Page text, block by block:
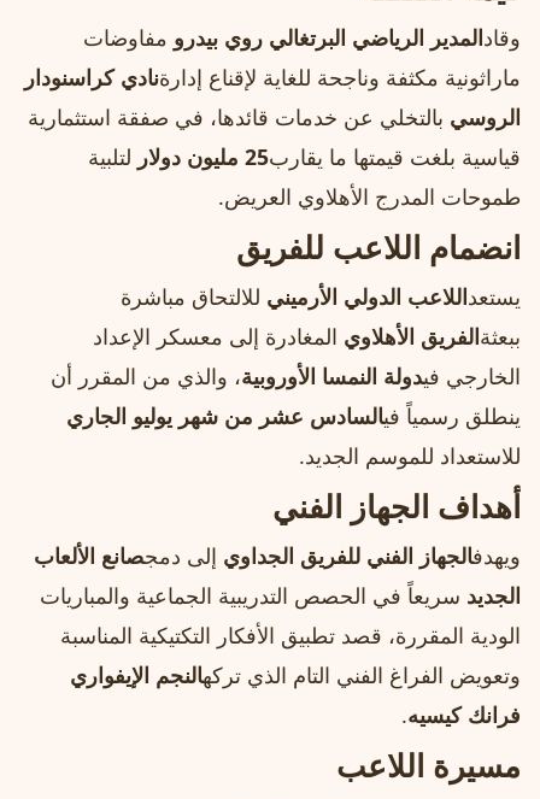
وقادالمدير الرياضي البرتغالي روي بيدرو مفاوضات
ماراثونية مكثفة وناجحة للغاية لإقناع إدارةنادي كراسنودار
الروسي بالتخلي عن خدمات قائدها، في صفقة استثمارية
قياسية بلغت قيمتها ما يقارب25 مليون دولار
لتلبية
طموحات المدرج الأهلاوي العريض.
انضمام اللاعب للفريق
يستعداللاعب الدولي الأرميني للالتحاق مباشرة
ببعثةالفريق الأهلاوي المغادرة إلى معسكر الإعداد
الخارجي فيدولة النمسا الأوروبية، والذي من المقرر أن
ينطلق رسمياً فيالسادس عشر من شهر يوليو الجاري
للاستعداد للموسم الجديد.
أهداف الجهاز الفني
ويهدفالجهاز الفني للفريق الجداوي إلى دمجصانع الألعاب
الجديد سريعاً في الحصص التدريبية الجماعية والمباريات
الودية المقررة، قصد تطبيق الأفكار التكتيكية المناسبة
وتعويض الفراغ الفني التام الذي تركهالنجم الإيفواري
فرانك كيسيه.
مسيرة اللاعب